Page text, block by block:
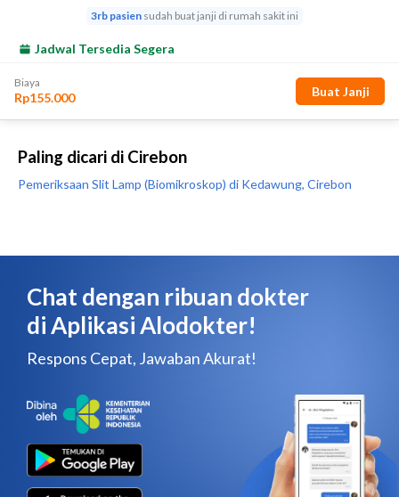
Paling dicari di Cirebon
Pemeriksaan Slit Lamp (Biomikroskop) di Kedawung, Cirebon